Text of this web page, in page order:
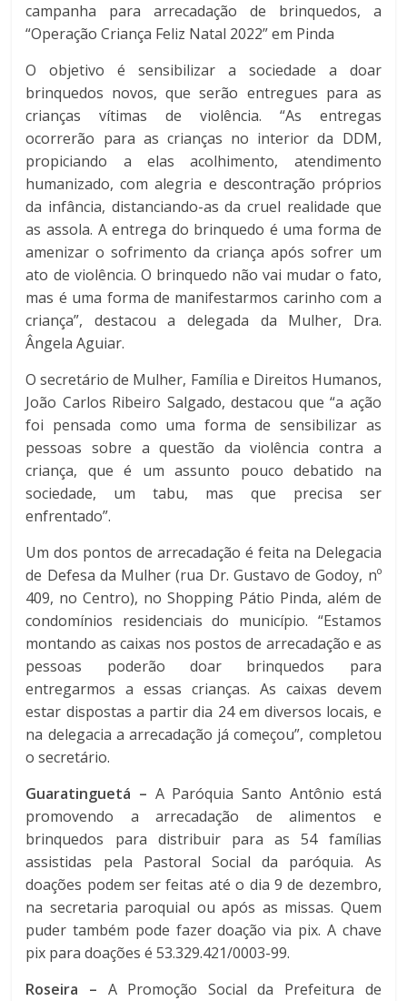
campanha para arrecadação de brinquedos, a
“Operação Criança Feliz Natal 2022” em Pinda
O objetivo é sensibilizar a sociedade a doar
brinquedos novos, que serão entregues para as
crianças vítimas de violência. “As entregas
ocorrerão para as crianças no interior da DDM,
propiciando a elas acolhimento, atendimento
humanizado, com alegria e descontração próprios
da infância, distanciando-as da cruel realidade que
as assola. A entrega do brinquedo é uma forma de
amenizar o sofrimento da criança após sofrer um
ato de violência. O brinquedo não vai mudar o fato,
mas é uma forma de manifestarmos carinho com a
criança”, destacou a delegada da Mulher, Dra.
Ângela Aguiar.
O secretário de Mulher, Família e Direitos Humanos,
João Carlos Ribeiro Salgado, destacou que “a ação
foi pensada como uma forma de sensibilizar as
pessoas sobre a questão da violência contra a
criança, que é um assunto pouco debatido na
sociedade, um tabu, mas que precisa ser
enfrentado”.
Um dos pontos de arrecadação é feita na Delegacia
de Defesa da Mulher (rua Dr. Gustavo de Godoy, nº
409, no Centro), no Shopping Pátio Pinda, além de
condomínios residenciais do município. “Estamos
montando as caixas nos postos de arrecadação e as
pessoas poderão doar brinquedos para
entregarmos a essas crianças. As caixas devem
estar dispostas a partir dia 24 em diversos locais, e
na delegacia a arrecadação já começou”, completou
o secretário.
Guaratinguetá – A Paróquia Santo Antônio está
promovendo a arrecadação de alimentos e
brinquedos para distribuir para as 54 famílias
assistidas pela Pastoral Social da paróquia. As
doações podem ser feitas até o dia 9 de dezembro,
na secretaria paroquial ou após as missas. Quem
puder também pode fazer doação via pix. A chave
pix para doações é 53.329.421/0003-99.
Roseira – A Promoção Social da Prefeitura de